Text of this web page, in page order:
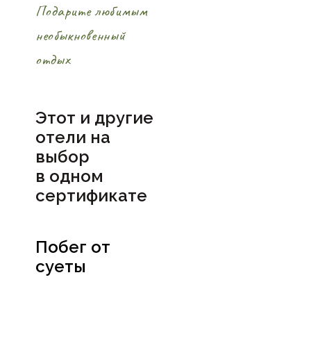
Подарите любимым
необыкновенный
отдых
Этот и другие
отели на
выбор
в одном
сертификате
Побег от
суеты